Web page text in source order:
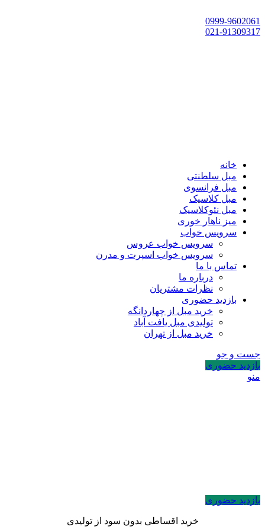
0999-9602061
021-91309317
خانه
مبل سلطنتی
مبل فرانسوی
مبل کلاسیک
مبل نئوکلاسیک
میز ناهار خوری
سرویس خواب
سرویس خواب عروس
سرویس خواب اسپرت و مدرن
تماس با ما
درباره ما
نظرات مشتریان
بازدید حضوری
خرید مبل از چهاردانگه
تولیدی مبل یافت آباد
خرید مبل از تهران
جست و جو
بازدید حضوری
منو
بازدید حضوری
خرید اقساطی بدون سود از تولیدی